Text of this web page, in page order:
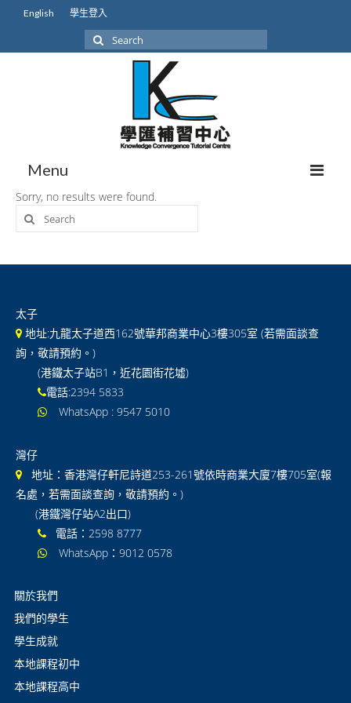
English 學生登入
Search
for:
Menu
關於我們
本地課程初中
本地課程高中
國際 Lower Secondary
GCSE/IGCSE
IB DP
GCSE及IGCSE 常見問題
IAL及GCE 常見問題
聯絡我們
Sorry, no results were found.
Search
for:
太子
地址:九龍太子道西162號華邦商業中心3樓305室 (若需面談查
詢，敬請預約。)
(港鐵太子站B1，近花園街花墟)
電話:2394 5833
WhatsApp : 9547 5010
灣仔
地址：香港灣仔軒尼詩道253-261號依時商業大廈7樓705室(報
名處，若需面談查詢，敬請預約。)
(港鐵灣仔站A2出口)
電話：2598 8777
WhatsApp：9012 0578
關於我們
我們的學生
學生成就
本地課程初中
本地課程高中